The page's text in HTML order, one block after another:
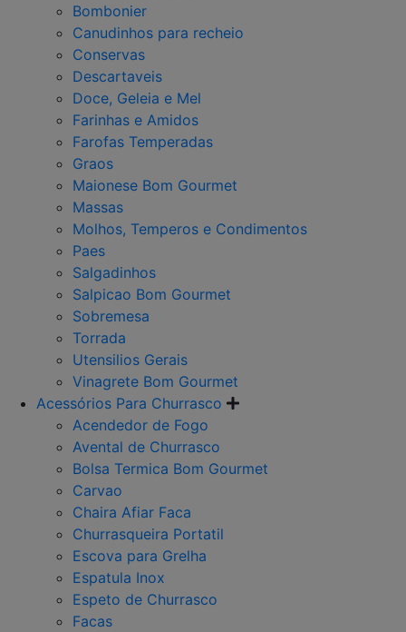
Bombonier
Canudinhos para recheio
Conservas
Descartaveis
Doce, Geleia e Mel
Farinhas e Amidos
Farofas Temperadas
Graos
Maionese Bom Gourmet
Massas
Molhos, Temperos e Condimentos
Paes
Salgadinhos
Salpicao Bom Gourmet
Sobremesa
Torrada
Utensilios Gerais
Vinagrete Bom Gourmet
Acessórios Para Churrasco
Acendedor de Fogo
Avental de Churrasco
Bolsa Termica Bom Gourmet
Carvao
Chaira Afiar Faca
Churrasqueira Portatil
Escova para Grelha
Espatula Inox
Espeto de Churrasco
Facas